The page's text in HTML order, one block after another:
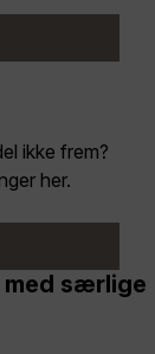
ikke frem?
her.
med særlige